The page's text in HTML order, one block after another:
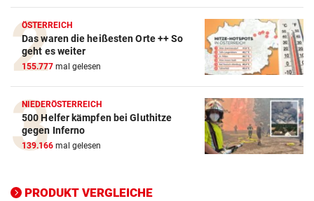
ÖSTERREICH
Das waren die heißesten Orte ++ So
geht es weiter
155.777 mal gelesen
NIEDERÖSTERREICH
500 Helfer kämpfen bei Gluthitze
gegen Inferno
139.166 mal gelesen
PRODUKT VERGLEICHE